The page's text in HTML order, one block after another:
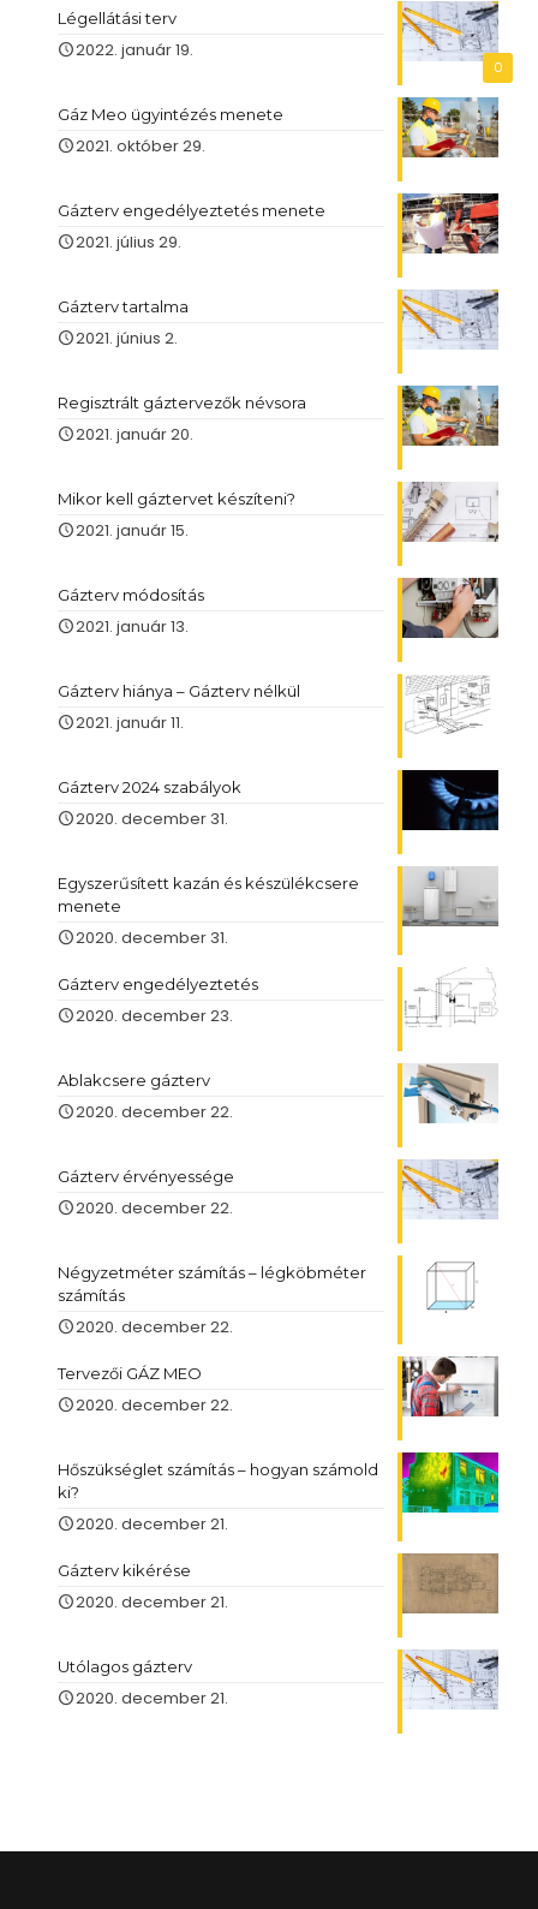
0
Légellátási terv
2022. január 19.
Gáz Meo ügyintézés menete
2021. október 29.
Gázterv engedélyeztetés menete
2021. július 29.
Gázterv tartalma
2021. június 2.
Regisztrált gáztervezők névsora
2021. január 20.
Mikor kell gáztervet készíteni?
2021. január 15.
Gázterv módosítás
2021. január 13.
Gázterv hiánya – Gázterv nélkül
2021. január 11.
Gázterv 2024 szabályok
2020. december 31.
Egyszerűsített kazán és készülékcsere
menete
2020. december 31.
Gázterv engedélyeztetés
2020. december 23.
Ablakcsere gázterv
2020. december 22.
Gázterv érvényessége
2020. december 22.
Négyzetméter számítás – légköbméter
számítás
2020. december 22.
Tervezői GÁZ MEO
2020. december 22.
Hőszükséglet számítás – hogyan számold
ki?
2020. december 21.
Gázterv kikérése
2020. december 21.
Utólagos gázterv
2020. december 21.